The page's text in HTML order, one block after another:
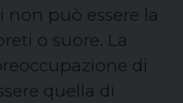
può essere la
o suore. La
di
quella di